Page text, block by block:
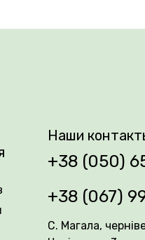
Наши
+38 (050)
+38 (067)
С. Магала,